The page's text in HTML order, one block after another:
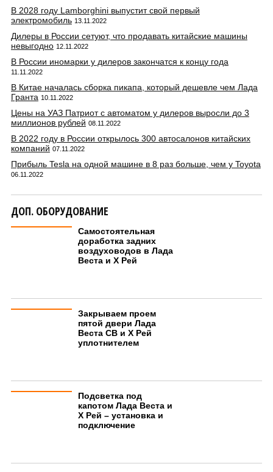
В 2028 году Lamborghini выпустит свой первый
электромобиль 13.11.2022
Дилеры в России сетуют, что продавать китайские машины
невыгодно 12.11.2022
В России иномарки у дилеров закончатся к концу года
11.11.2022
В Китае началась сборка пикапа, который дешевле чем Лада
Гранта 10.11.2022
Цены на УАЗ Патриот с автоматом у дилеров выросли до 3
миллионов рублей 08.11.2022
В 2022 году в России открылось 300 автосалонов китайских
компаний 07.11.2022
Прибыль Tesla на одной машине в 8 раз больше, чем у Toyota
06.11.2022
ДОП. ОБОРУДОВАНИЕ
Самостоятельная
доработка задних
воздуховодов в Лада
Веста и Х Рей
Закрываем проем
пятой двери Лада
Веста СВ и Х Рей
уплотнителем
Подсветка под
капотом Лада Веста и
Х Рей – установка и
подключение